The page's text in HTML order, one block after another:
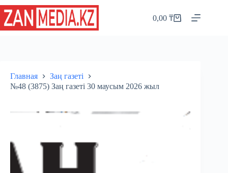
Перейти
сути
Корзина
0,00₸
Главная
Заң газеті
№48 (3875) Заң газеті 30 маусым 2026 жыл